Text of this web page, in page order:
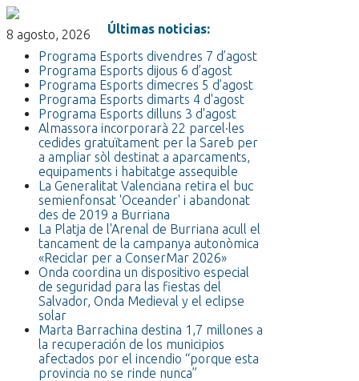
8 agosto, 2026
Últimas noticias:
Programa Esports divendres 7 d’agost
Programa Esports dijous 6 d’agost
Programa Esports dimecres 5 d’agost
Programa Esports dimarts 4 d'agost
Programa Esports dilluns 3 d'agost
Almassora incorporarà 22 parcel·les
cedides gratuïtament per la Sareb per
a ampliar sòl destinat a aparcaments,
equipaments i habitatge assequible
La Generalitat Valenciana retira el buc
semienfonsat 'Oceander' i abandonat
des de 2019 a Burriana
La Platja de l'Arenal de Burriana acull el
tancament de la campanya autonòmica
«Reciclar per a ConserMar 2026»
Onda coordina un dispositivo especial
de seguridad para las fiestas del
Salvador, Onda Medieval y el eclipse
solar
Marta Barrachina destina 1,7 millones a
la recuperación de los municipios
afectados por el incendio “porque esta
provincia no se rinde nunca”